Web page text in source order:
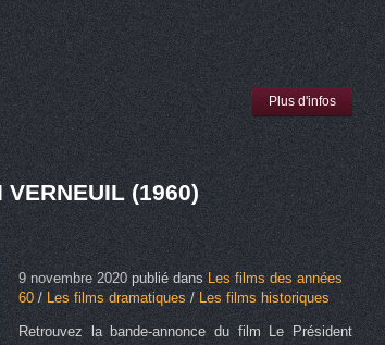
Plus d'infos
VERNEUIL (1960)
9 novembre 2020publié dansLes films des années
60 / Les films dramatiques/ Les films historiques
Retrouvez la bande-annonce du film Le Président